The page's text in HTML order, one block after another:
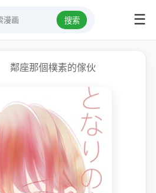
搜索 ☰
鄰座那個樸素的傢伙